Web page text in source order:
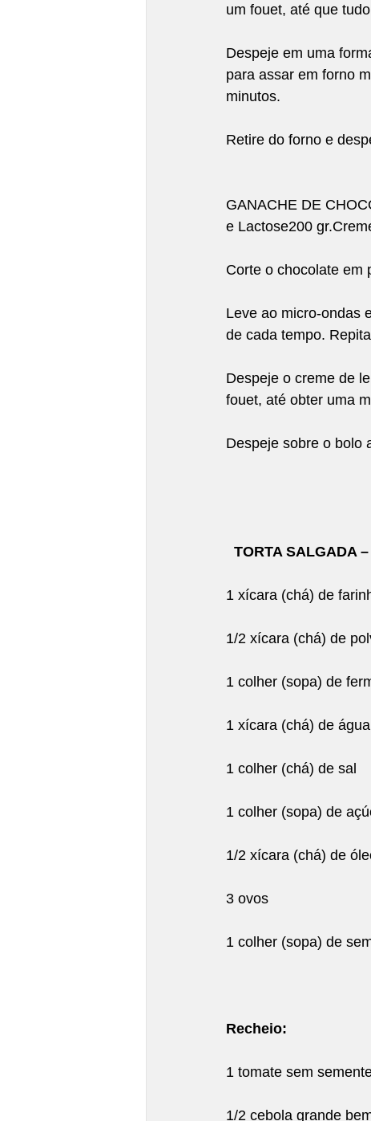
um fouet, até que
Despeje em uma
para assar em forno
minutos.
Retire do forno e
GANACHE DE
e Lactose200
Corte o chocolate em
Leve ao micro-ondas
de cada tempo.
Despeje o creme de
fouet, até obter uma
Despeje sobre o bolo
TORTA SALGADA
1 xícara (chá) de
1/2 xícara (chá) de
1 colher (sopa) de
1 xícara (chá) de água
1 colher (chá) de sal
1 colher (sopa) de
1/2 xícara (chá) de
3 ovos
1 colher (sopa) de
Recheio:
1 tomate sem
1/2 cebola grande